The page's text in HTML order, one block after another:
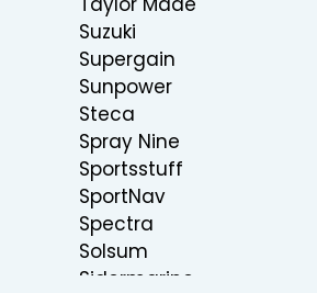
Suzuki
Supergain
Sunpower
Steca
Spray Nine
Sportsstuff
SportNav
Spectra
Solsum
Sidermarine